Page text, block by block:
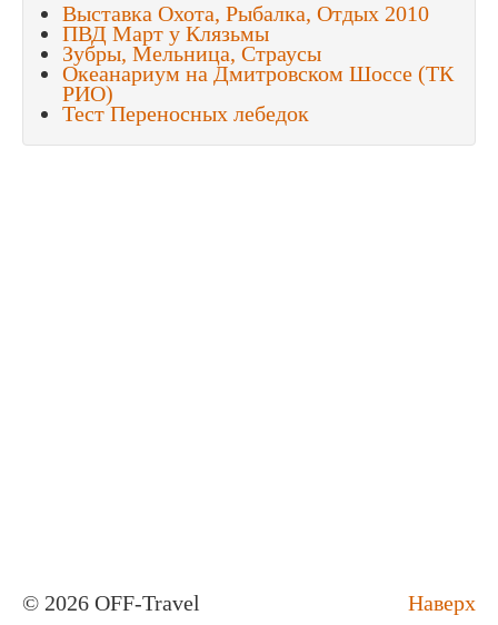
Выставка Охота, Рыбалка, Отдых 2010
ПВД Март у Клязьмы
Зубры, Мельница, Страусы
Океанариум на Дмитровском Шоссе (ТК
РИО)
Тест Переносных лебедок
Наверх
© 2026 OFF-Travel